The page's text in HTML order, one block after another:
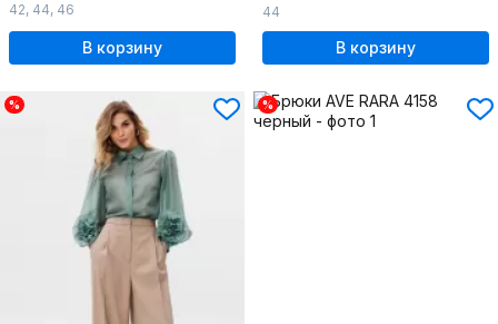
42, 44, 46
В корзину
44
В корзину
% %